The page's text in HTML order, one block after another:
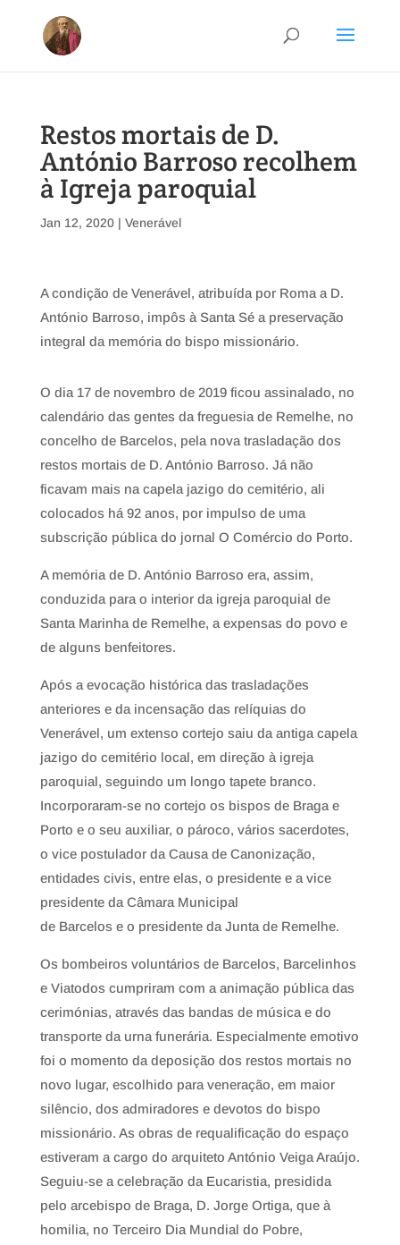
Restos mortais de D.
António Barroso recolhem
à Igreja paroquial
Jan 12, 2020| Venerável
A condição de Venerável, atribuída por Roma a D.
António Barroso, impôs à Santa Sé a preservação
integral da memória do bispo missionário.
O dia 17 de novembro de 2019 ficou assinalado, no
calendário das gentes da freguesia de Remelhe, no
concelho de Barcelos, pela nova trasladação dos
restos mortais de D. António Barroso. Já não
ficavam mais na capela jazigo do cemitério, ali
colocados há 92 anos, por impulso de uma
subscrição pública do jornal O Comércio do Porto.
A memória de D. António Barroso era, assim,
conduzida para o interior da igreja paroquial de
Santa Marinha de Remelhe, a expensas do povo e
de alguns benfeitores.
Após a evocação histórica das trasladações
anteriores e da incensação das relíquias do
Venerável, um extenso cortejo saiu da antiga capela
jazigo do cemitério local, em direção à igreja
paroquial, seguindo um longo tapete branco.
Incorporaram-se no cortejo os bispos de Braga e
Porto e o seu auxiliar, o pároco, vários sacerdotes,
o vice postulador da Causa de Canonização,
entidades civis, entre elas, o presidente e a vice
presidente da Câmara Municipal
de Barcelos e o presidente da Junta de Remelhe.
Os bombeiros voluntários de Barcelos, Barcelinhos
e Viatodos cumpriram com a animação pública das
cerimónias, através das bandas de música e do
transporte da urna funerária. Especialmente emotivo
foi o momento da deposição dos restos mortais no
novo lugar, escolhido para veneração, em maior
silêncio, dos admiradores e devotos do bispo
missionário. As obras de requalificação do espaço
estiveram a cargo do arquiteto António Veiga Araújo.
Seguiu-se a celebração da Eucaristia, presidida
pelo arcebispo de Braga, D. Jorge Ortiga, que à
homilia, no Terceiro Dia Mundial do Pobre,